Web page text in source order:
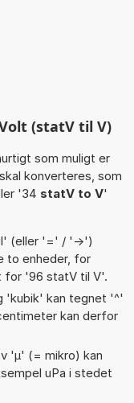
(statV til V)
som muligt er
konverteres, som
'34 statV to V'
(eller '=' / '->')
to enheder, for
for '96 statV til V'.
'kubik' kan tegnet '^'
kan derfor
'µ' (= mikro) kan
uPa i stedet